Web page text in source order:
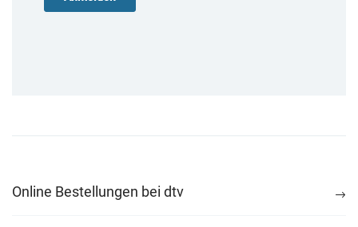
Online Bestellungen bei dtv